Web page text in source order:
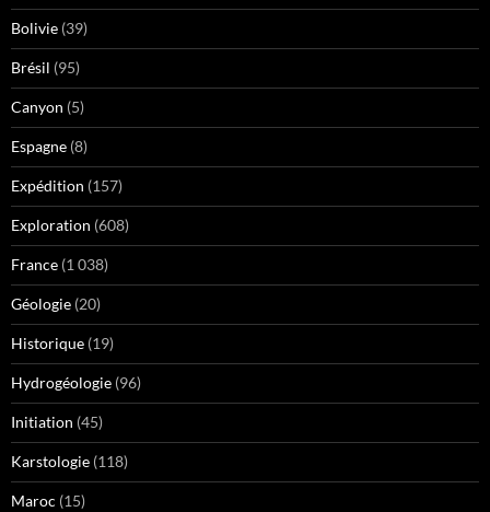
Bolivie (39)
Brésil (95)
Canyon (5)
Espagne (8)
Expédition (157)
Exploration (608)
France (1 038)
Géologie (20)
Historique (19)
Hydrogéologie (96)
Initiation (45)
Karstologie (118)
Maroc (15)